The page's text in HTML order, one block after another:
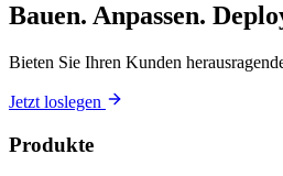
Bauen. Anpassen.
Bieten Sie Ihren Kunden
Jetzt loslegen
Produkte